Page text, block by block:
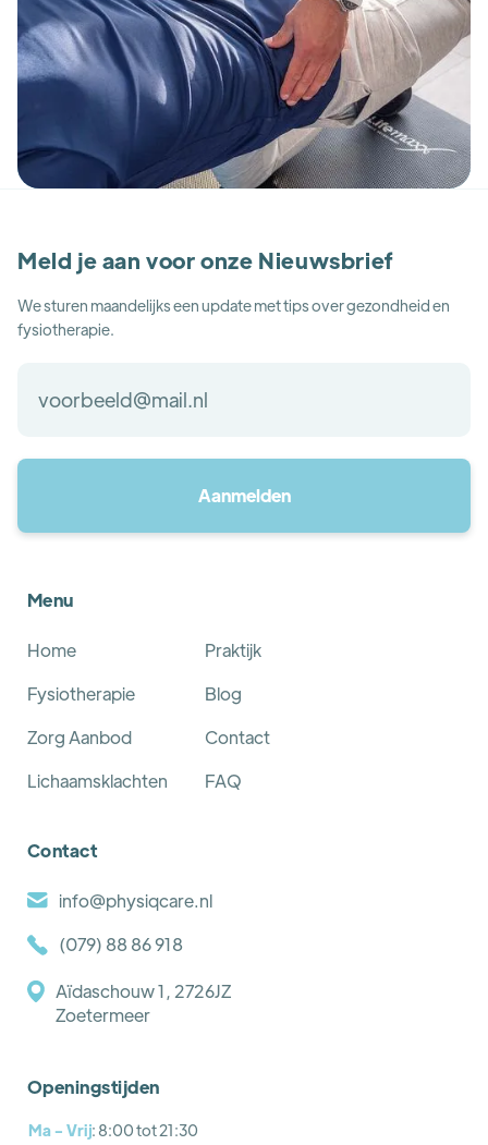
Meld je aan voor onze Nieuwsbrief
We sturen maandelijks een update met tips over gezondheid en
fysiotherapie.
Menu
Home
Fysiotherapie
Zorg Aanbod
Lichaamsklachten
Praktijk
Blog
Contact
FAQ
Contact
info@physiqcare.nl
(079) 88 86 918
Aïdaschouw 1, 2726JZ
Zoetermeer
Openingstijden
Ma - Vrij: 8:00 tot 21:30